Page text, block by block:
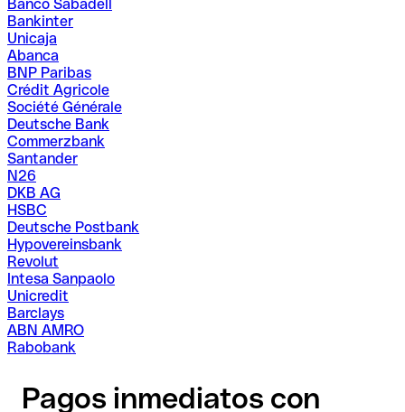
Banco Sabadell
Bankinter
Unicaja
Abanca
BNP Paribas
Crédit Agricole
Société Générale
Deutsche Bank
Commerzbank
Santander
N26
DKB AG
HSBC
Deutsche Postbank
Hypovereinsbank
Revolut
Intesa Sanpaolo
Unicredit
Barclays
ABN AMRO
Rabobank
Pagos inmediatos con